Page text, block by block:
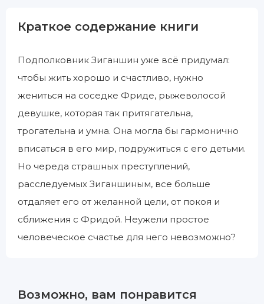
Краткое содержание книги
Подполковник Зиганшин уже всё придумал:
чтобы жить хорошо и счастливо, нужно
жениться на соседке Фриде, рыжеволосой
девушке, которая так притягательна,
трогательна и умна. Она могла бы гармонично
вписаться в его мир, подружиться с его детьми.
Но череда страшных преступлений,
расследуемых Зиганшиным, все больше
отдаляет его от желанной цели, от покоя и
сближения с Фридой. Неужели простое
человеческое счастье для него невозможно?
Возможно, вам понравится